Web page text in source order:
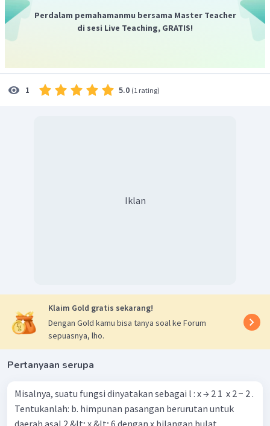
Jadi, diperoleh nilai fungsi tersebut berturut-turut adalah
Perdalam pemahamanmu bersama Master Teacher
di sesi Live Teaching, GRATIS!
1 5.0 (1 rating)
Iklan
Klaim Gold gratis sekarang!
Dengan Gold kamu bisa tanya soal ke Forum
sepuasnya, lho.
Pertanyaan serupa
Misalnya, suatu fungsi dinyatakan sebagai l : x → 2 1 ​ x 2 − 2 .
Tentukanlah: b. himpunan pasangan berurutan untuk